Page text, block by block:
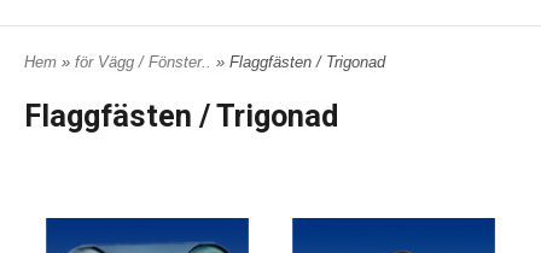
Hem » för Vägg / Fönster.. » Flaggfästen / Trigonad
Flaggfästen / Trigonad